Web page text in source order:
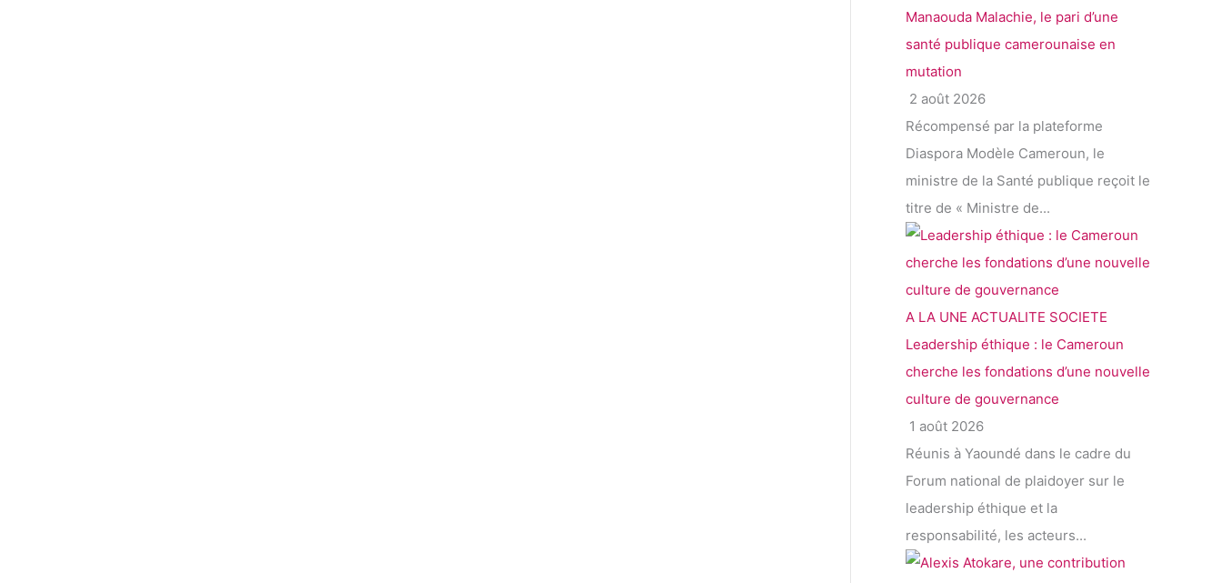
Manaouda Malachie, le pari d’une
santé publique camerounaise en
mutation
2 août 2026
Récompensé par la plateforme
Diaspora Modèle Cameroun, le
ministre de la Santé publique reçoit le
titre de « Ministre de...
A LA UNE ACTUALITE SOCIETE
Leadership éthique : le Cameroun
cherche les fondations d’une nouvelle
culture de gouvernance
1 août 2026
Réunis à Yaoundé dans le cadre du
Forum national de plaidoyer sur le
leadership éthique et la
responsabilité, les acteurs...